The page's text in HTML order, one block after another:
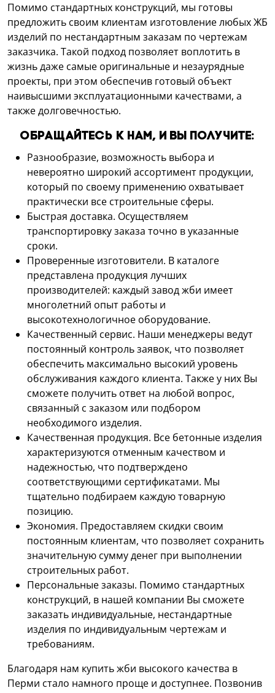
Помимо стандартных конструкций, мы готовы
предложить своим клиентам изготовление любых ЖБ
изделий по нестандартным заказам по чертежам
заказчика. Такой подход позволяет воплотить в
жизнь даже самые оригинальные и незаурядные
проекты, при этом обеспечив готовый объект
наивысшими эксплуатационными качествами, а
также долговечностью.
Обращайтесь к нам, и Вы получите:
Разнообразие, возможность выбора и
невероятно широкий ассортимент продукции,
который по своему применению охватывает
практически все строительные сферы.
Быстрая доставка. Осуществляем
транспортировку заказа точно в указанные
сроки.
Проверенные изготовители. В каталоге
представлена продукция лучших
производителей: каждый завод жби имеет
многолетний опыт работы и
высокотехнологичное оборудование.
Качественный сервис. Наши менеджеры ведут
постоянный контроль заявок, что позволяет
обеспечить максимально высокий уровень
обслуживания каждого клиента. Также у них Вы
сможете получить ответ на любой вопрос,
связанный с заказом или подбором
необходимого изделия.
Качественная продукция. Все бетонные изделия
характеризуются отменным качеством и
надежностью, что подтверждено
соответствующими сертификатами. Мы
тщательно подбираем каждую товарную
позицию.
Экономия. Предоставляем скидки своим
постоянным клиентам, что позволяет сохранить
значительную сумму денег при выполнении
строительных работ.
Персональные заказы. Помимо стандартных
конструкций, в нашей компании Вы сможете
заказать индивидуальные, нестандартные
изделия по индивидуальным чертежам и
требованиям.
Благодаря нам купить жби высокого качества в
Перми стало намного проще и доступнее. Позвонив